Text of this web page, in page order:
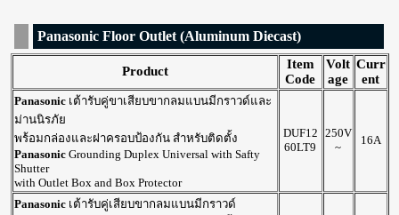
Panasonic Floor Outlet (Aluminum Diecast)
Product
Item
Code
Volt
age
Curr
ent
Panasonicเต้ารับคู่ขาเสียบขากลมแบนมีกราวด์และ
ม่านนิรภัย
พร้อมกล่องและฝาครอบป้องกัน สำหรับติดตั้ง
PanasonicGrounding Duplex Universal with Safty
Shutter
with Outlet Box and Box Protector
DUF12
60LT9
250V
~
16A
Panasonicเต้ารับคู่เสียบขากลมแบนมีกราวด์